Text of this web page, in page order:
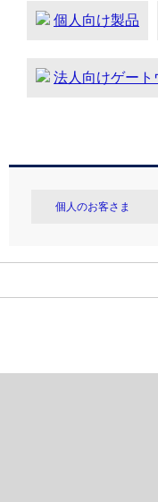
個人向け製品
法人向けゲート
個人のお客さま